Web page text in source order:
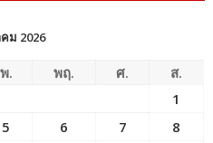
ม 2026
พ. พฤ. ศ.
ส.
1
5 6 7
8